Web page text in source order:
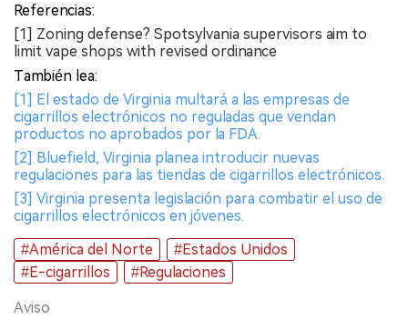
Referencias:
[1] Zoning defense? Spotsylvania supervisors aim to
limit vape shops with revised ordinance
También lea:
[1] El estado de Virginia multará a las empresas de
cigarrillos electrónicos no reguladas que vendan
productos no aprobados por la FDA.
[2] Bluefield, Virginia planea introducir nuevas
regulaciones para las tiendas de cigarrillos electrónicos.
[3] Virginia presenta legislación para combatir el uso de
cigarrillos electrónicos en jóvenes.
#América del Norte
#Estados Unidos
#E-cigarrillos
#Regulaciones
Aviso